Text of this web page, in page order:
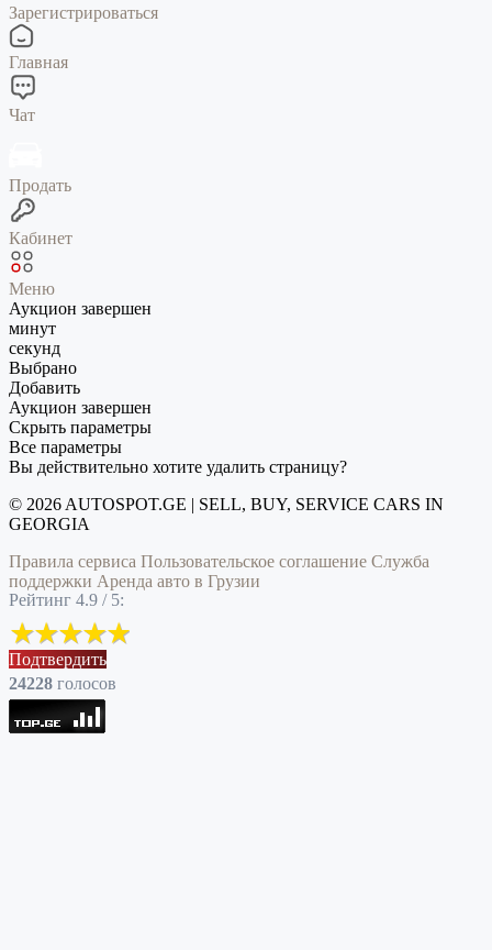
Зарегистрироваться
Главная
Чат
Продать
Кабинет
Меню
Аукцион завершен
минут
секунд
Выбрано
Добавить
Аукцион завершен
Скрыть параметры
Все параметры
Вы действительно хотите удалить страницу?
© 2026 AUTOSPOT.GE | SELL, BUY, SERVICE CARS IN
GEORGIA
Правила сервиса Пользовательское соглашение Служба
поддержки Аренда авто в Грузии
Рейтинг 4.9 / 5:
Подтвердить
24228 голоcов